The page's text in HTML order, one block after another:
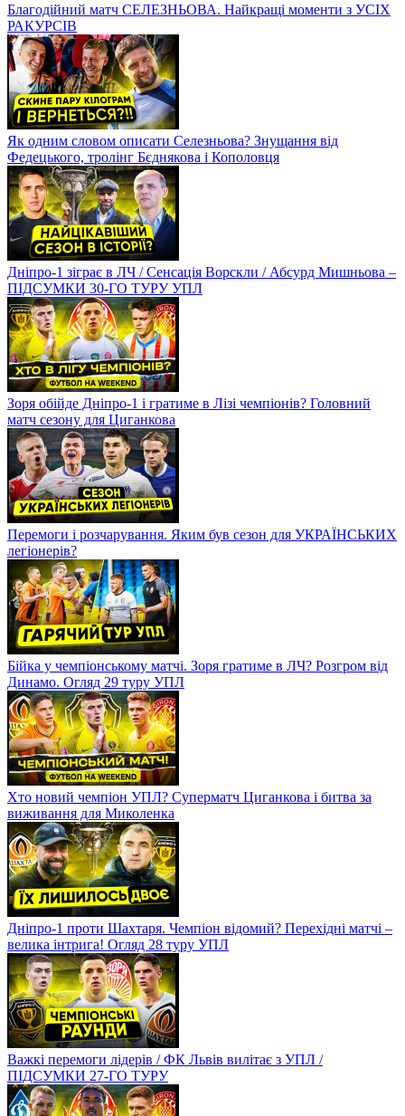
Благодійний матч СЕЛЕЗНЬОВА. Найкращі моменти з УСІХ
РАКУРСІВ
Як одним словом описати Селезньова? Знущання від
Федецького, тролінг Бєднякова і Кополовця
Дніпро-1 зіграє в ЛЧ / Сенсація Ворскли / Абсурд Мишньова –
ПІДСУМКИ 30-ГО ТУРУ УПЛ
Зоря обійде Дніпро-1 і гратиме в Лізі чемпіонів? Головний
матч сезону для Циганкова
Перемоги і розчарування. Яким був сезон для УКРАЇНСЬКИХ
легіонерів?
Бійка у чемпіонському матчі. Зоря гратиме в ЛЧ? Розгром від
Динамо. Огляд 29 туру УПЛ
Хто новий чемпіон УПЛ? Суперматч Циганкова і битва за
виживання для Миколенка
Дніпро-1 проти Шахтаря. Чемпіон відомий? Перехідні матчі –
велика інтрига! Огляд 28 туру УПЛ
Важкі перемоги лідерів / ФК Львів вилітає з УПЛ /
ПІДСУМКИ 27-ГО ТУРУ